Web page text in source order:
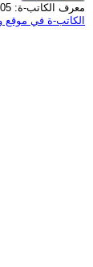
معرف الكاتب-ة: 3705
الكاتب-ة في موقع